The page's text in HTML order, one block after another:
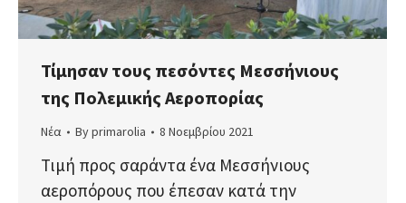
Τίμησαν τους πεσόντες Μεσσήνιους
της Πολεμικής Αεροπορίας
Νέα Byprimarolia 8 Νοεμβρίου 2021
Τιμή προς σαράντα ένα Μεσσήνιους
αεροπόρους που έπεσαν κατά την